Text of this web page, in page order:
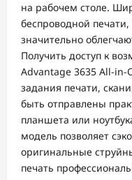
на рабочем столе.
беспроводной
значительно
Получить доступ к
Advantage 3635 All-in-
задания печати,
быть отправлены
планшета или
модель позволяет
оригинальные
печать